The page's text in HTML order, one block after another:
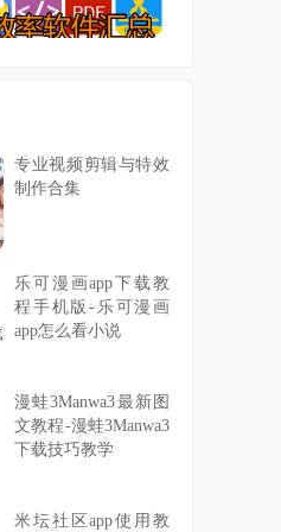
专业视频剪辑与特效
制作合集
乐可漫画app下载教
程手机版-乐可漫画
app怎么看小说
漫蛙3Manwa3最新图
文教程-漫蛙3Manwa3
下载技巧教学
米坛社区app使用教